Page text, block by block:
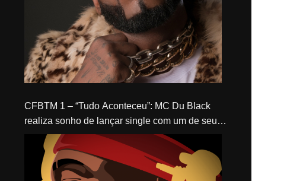
CFBTM 1 – “Tudo Aconteceu”: MC Du Black
realiza sonho de lançar single com um de seus
ídolos, Delacruz